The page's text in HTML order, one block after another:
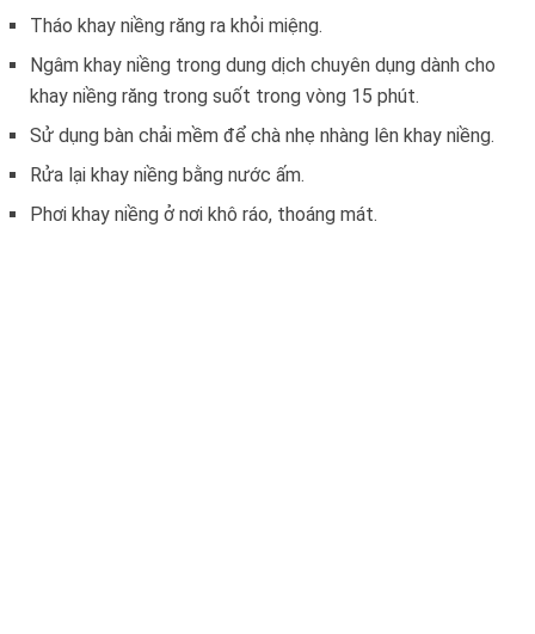
Tháo khay niềng răng ra khỏi miệng.
Ngâm khay niềng trong dung dịch chuyên dụng dành cho
khay niềng răng trong suốt trong vòng 15 phút.
Sử dụng bàn chải mềm để chà nhẹ nhàng lên khay niềng.
Rửa lại khay niềng bằng nước ấm.
Phơi khay niềng ở nơi khô ráo, thoáng mát.